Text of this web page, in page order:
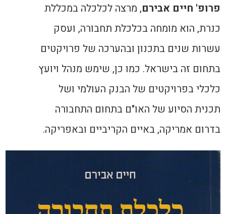
פרופ' חיים אבירם, מרצה לכלכלה במכללת
כנרת, הוא מומחה בכלכלת תחבורה, ועסק
עשרות שנים בתכנון ובהערכה של פרויקטים
בתחום זה בישראל. כמו כן, שימש מנהל ויועץ
כלכלי בפרויקטים של הבנק העולמי ושל
תכנית הסיוע של האו"ם בתחום התחבורה
בדרום אמריקה, באיים הקריביים ובאפריקה.